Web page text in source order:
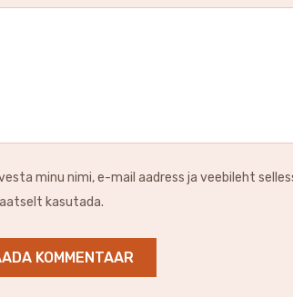
minu nimi, e-mail aadress ja veebileht
kasutada.